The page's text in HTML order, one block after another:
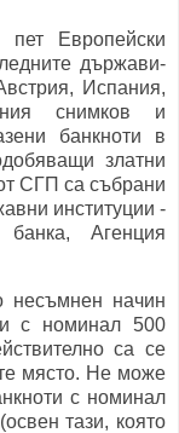
Европейски
държави-
Испания,
снимков и
банкноти в
златни
СГП са събрани
институции -
банка, Агенция
несъмнен начин
с номинал 500
са се
място. Не може
с номинал
тази, която